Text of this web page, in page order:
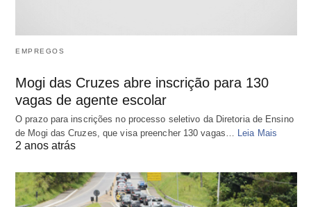
EMPREGOS
Mogi das Cruzes abre inscrição para 130
vagas de agente escolar
O prazo para inscrições no processo seletivo da Diretoria de Ensino
de Mogi das Cruzes, que visa preencher 130 vagas… Leia Mais
2 anos atrás